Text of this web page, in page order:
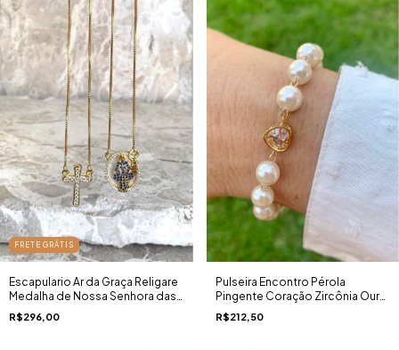
FRETE GRÁTIS
Escapulario Ar da Graça Religare
Medalha de Nossa Senhora das
Graças Madrepérola Cruz
Zircônias Ouro 18K
R$296,00
Pulseira Encontro Pérola
Pingente Coração Zircônia Ouro
18K
R$212,50